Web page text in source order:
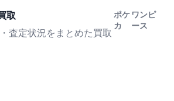
取
査定状況をまとめた買取
ポケ
カ
ワンピ
ース